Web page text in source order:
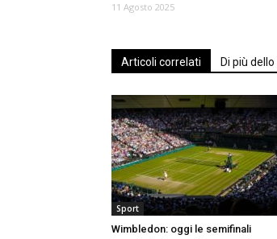
11 Agosto 2025
Articoli correlati Di più
Sport
Wimbledon: oggi le semifinali